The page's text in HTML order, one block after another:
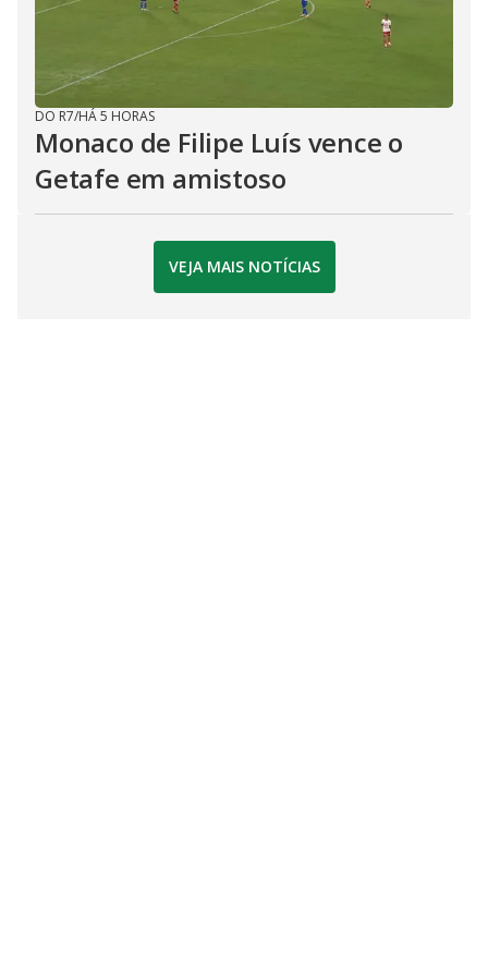
DO R7/HÁ 5 HORAS
Monaco de Filipe Luís vence o
Getafe em amistoso
VEJA MAIS NOTÍCIAS